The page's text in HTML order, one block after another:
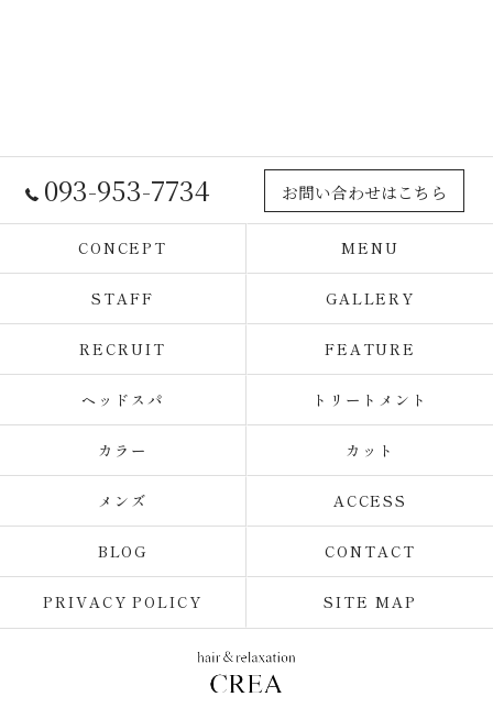
093-953-7734 お問い合わせはこちら
CONCEPT MENU
STAFF GALLERY
RECRUIT FEATURE
ヘッドスパ トリートメント
カラー カット
メンズ ACCESS
BLOG CONTACT
PRIVACY POLICY SITE MAP